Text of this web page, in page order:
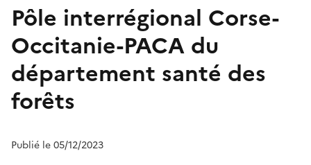
Pôle interrégional Corse-
Occitanie-PACA du
département santé des
forêts
Publié le 05/12/2023